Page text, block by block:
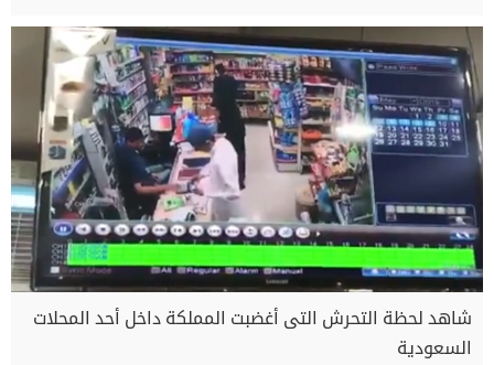
شاهد لحظة التحرش التى أغضبت المملكة داخل أحد المحلات
السعودية